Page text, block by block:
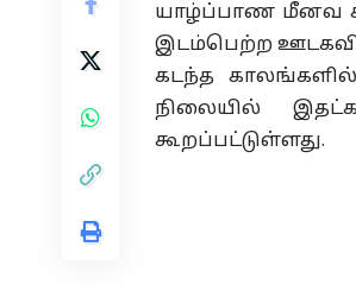
யாழ்ப்பாண மீனவ
இடம்பெற்ற
கடந்த
நிலையில்
கூறப்பட்டுள்ளது.